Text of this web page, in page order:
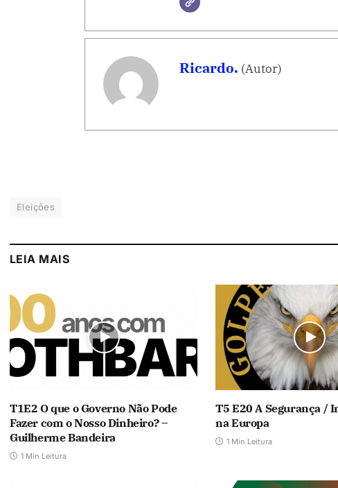
Ricardo. (Autor)
Eleições
LEIA MAIS
T1E2 O que o Governo Não Pode
Fazer com o Nosso Dinheiro? –
Guilherme Bandeira
1 Min Leitura
T5 E20 A Segurança /
na Europa
1 Min Leitura